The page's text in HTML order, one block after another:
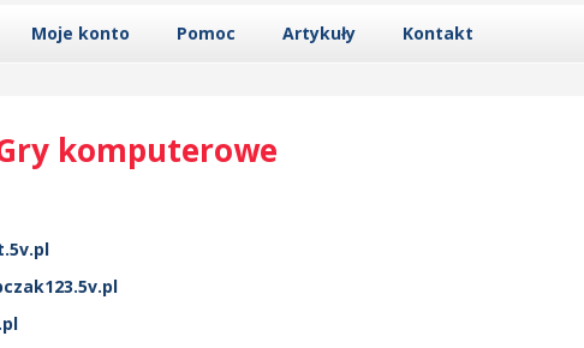
Moje konto Pomoc Artykuły Kontakt
komputerowe